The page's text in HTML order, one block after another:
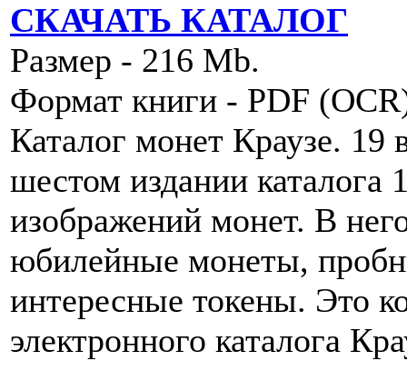
СКАЧАТЬ КАТАЛОГ
Размер - 216 Mb.
Формат книги - PDF
Каталог монет Краузе. 19
шестом издании каталога
изображений монет. В
юбилейные монеты,
интересные токены. Это
электронного каталога